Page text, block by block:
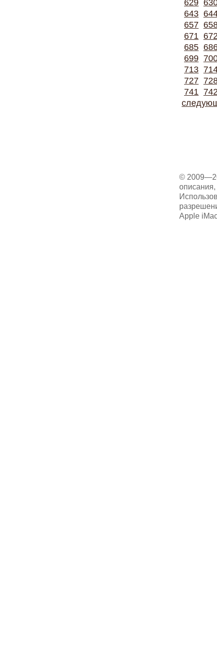
629
643
657
671
685
699
713
727
741
©
описания,
Apple